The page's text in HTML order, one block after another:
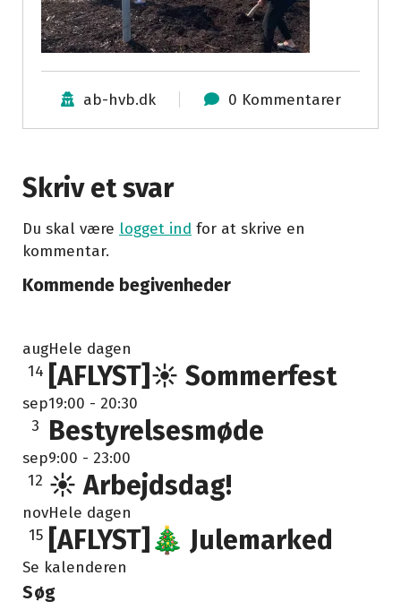
ab-hvb.dk 0 Kommentarer
Skriv et svar
Du skal være logget ind for at skrive en
kommentar.
Kommende begivenheder
aug
14
Hele dagen
[AFLYST]☀️ Sommerfest
sep
3
19:00 - 20:30
Bestyrelsesmøde
sep
12
9:00 - 23:00
☀️ Arbejdsdag!
nov
15
Hele dagen
[AFLYST]🎄 Julemarked
Se kalenderen
Søg